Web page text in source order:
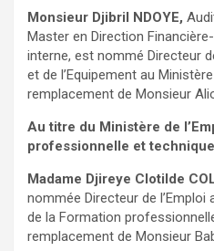
Monsieur Djibril NDOYE,
Master en Direction
interne, est nommé Directeur
et de l’Equipement au
remplacement de Monsieur
Au titre du Ministère de
professionnelle et
Madame Djireye Clotilde
nommée Directeur de l’Emploi
de la Formation
remplacement de Monsieur